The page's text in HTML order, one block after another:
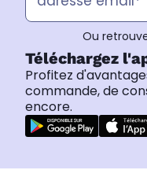
Ou
Téléchargez
Profitez
commande, de
encore.